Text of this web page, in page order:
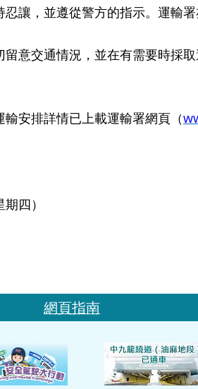
讓，並遵從警方的指示。運輸
交通情況，並在有需要時採取
安排詳情已上載運輸署網頁（
四）
網頁指南